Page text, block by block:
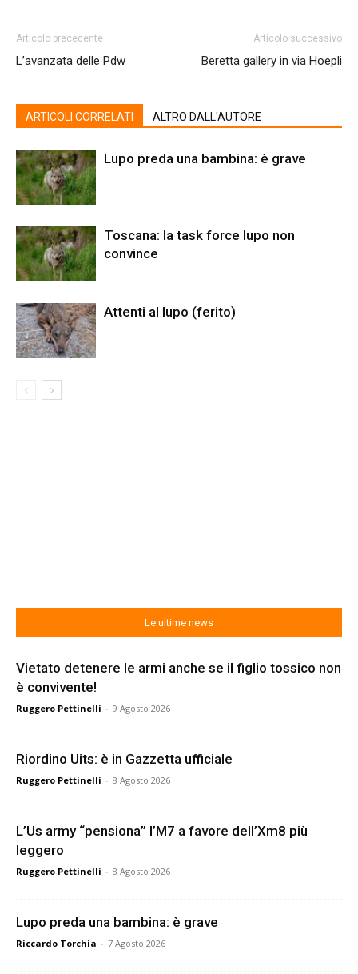
Articolo precedente
L’avanzata delle Pdw
Articolo successivo
Beretta gallery in via Hoepli
ARTICOLI CORRELATI ALTRO DALL'AUTORE
Lupo preda una bambina: è grave
Toscana: la task force lupo non
convince
Attenti al lupo (ferito)
Le ultime news
Vietato detenere le armi anche se il figlio tossico non
è convivente!
Ruggero Pettinelli - 9 Agosto 2026
Riordino Uits: è in Gazzetta ufficiale
Ruggero Pettinelli - 8 Agosto 2026
L’Us army “pensiona” l’M7 a favore dell’Xm8 più
leggero
Ruggero Pettinelli - 8 Agosto 2026
Lupo preda una bambina: è grave
Riccardo Torchia - 7 Agosto 2026